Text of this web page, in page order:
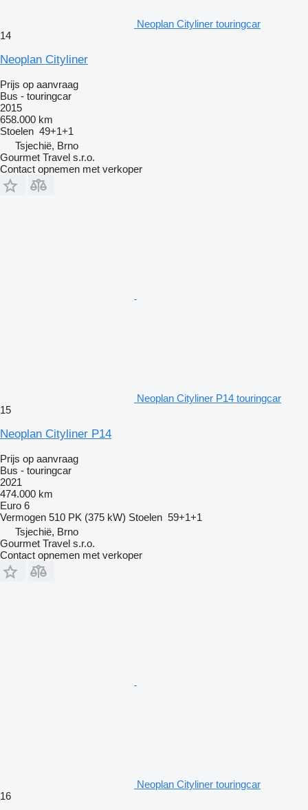
Neoplan Cityliner touringcar
14
Neoplan Cityliner
Prijs op aanvraag
Bus - touringcar
2015
658.000 km
Stoelen 49+1+1
Tsjechië, Brno
Gourmet Travel s.r.o.
Contact opnemen met verkoper
Neoplan Cityliner P14 touringcar
15
Neoplan Cityliner P14
Prijs op aanvraag
Bus - touringcar
2021
474.000 km
Euro 6
Vermogen 510 PK (375 kW) Stoelen 59+1+1
Tsjechië, Brno
Gourmet Travel s.r.o.
Contact opnemen met verkoper
Neoplan Cityliner touringcar
16